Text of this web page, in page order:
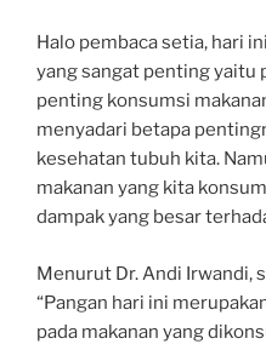
Halo pembaca setia, hari
yang sangat penting yaitu
penting konsumsi
menyadari betapa
kesehatan tubuh kita.
makanan yang kita
dampak yang besar
Menurut Dr. Andi Irwandi,
“Pangan hari ini
pada makanan yang